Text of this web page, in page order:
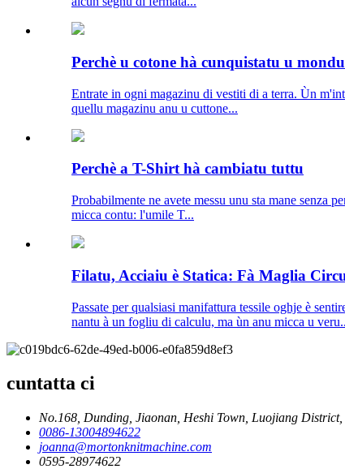
Perchè u cotone hà cunquistatu u mondu
Entrate in ogni magazinu di vestiti di a terra. Ùn
quellu magazinu anu u cuttone...
Perchè a T-Shirt hà cambiatu tuttu
Probabilmente ne avete messu unu sta mane senza
micca contu: l'umile T...
Filatu, Acciaiu è Statica: Fà Maglia
Passate per qualsiasi manifattura tessile oghje è
nantu à un fogliu di calculu, ma ùn anu micca u
cuntatta ci
No.168, Dunding, Jiaonan, Heshi Town, Luojiang
0086-13004894622
joanna@mortonknitmachine.com
0595-28974622